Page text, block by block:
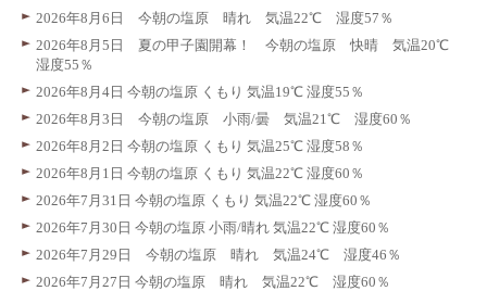
2026年8月6日 今朝の塩原 晴れ 気温22℃ 湿度57％
2026年8月5日 夏の甲子園開幕！ 今朝の塩原 快晴 気温20℃
湿度55％
2026年8月4日 今朝の塩原 くもり 気温19℃ 湿度55％
2026年8月3日 今朝の塩原 小雨/曇 気温21℃ 湿度60％
2026年8月2日 今朝の塩原 くもり 気温25℃ 湿度58％
2026年8月1日 今朝の塩原 くもり 気温22℃ 湿度60％
2026年7月31日 今朝の塩原 くもり 気温22℃ 湿度60％
2026年7月30日 今朝の塩原 小雨/晴れ 気温22℃ 湿度60％
2026年7月29日 今朝の塩原 晴れ 気温24℃ 湿度46％
2026年7月27日 今朝の塩原 晴れ 気温22℃ 湿度60％